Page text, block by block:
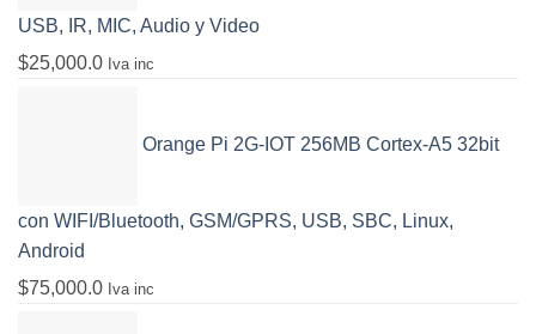
USB, IR, MIC, Audio y Video
$25,000.0 Iva inc
Orange Pi 2G-IOT 256MB Cortex-A5 32bit
con WIFI/Bluetooth, GSM/GPRS, USB, SBC, Linux,
Android
$75,000.0 Iva inc